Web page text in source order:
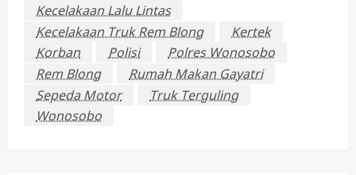
Kecelakaan Lalu Lintas
Kecelakaan Truk Rem Blong
Kertek
Korban
Polisi
Polres Wonosobo
Rem Blong
Rumah Makan Gayatri
Sepeda Motor
Truk Terguling
Wonosobo